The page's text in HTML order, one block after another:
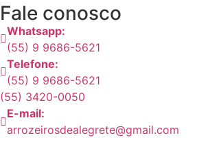
Fale conosco
Whatsapp:
(55) 9 9686-5621
Telefone:
(55) 9 9686-5621
(55) 3420-0050
E-mail:
arrozeirosdealegrete@gmail.com